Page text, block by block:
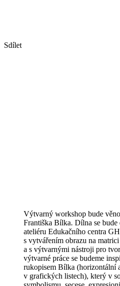
Sdílet
Výtvarný workshop bude
Františka Bílka. Dílna se bude
ateliéru Edukačního centra
s vytvářením obrazu na
a s výtvarnými nástroji pro
výtvarné práce se budeme
rukopisem Bílka (horizontální
v grafických listech), který v